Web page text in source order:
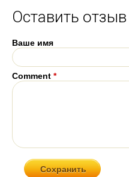
Оставить отзыв
Ваше имя
Comment *